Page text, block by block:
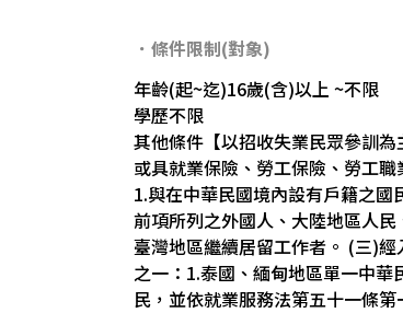
．條件限制(對象)
年齡(起~迄)16歲(含)以上 ~不限
學歷不限
其他條件【以招收失業民眾參訓
或具就業保險、勞工保險、勞工
1.與在中華民國境內設有戶籍之
前項所列之外國人、大陸地區人
臺灣地區繼續居留工作者。 (三)
之一：1.泰國、緬甸地區單一中
民，並依就業服務法第五十一條